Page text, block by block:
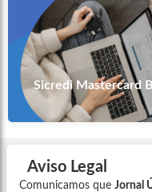
Sicredi Mastercard
Aviso Legal
Comunicamos que Jornal